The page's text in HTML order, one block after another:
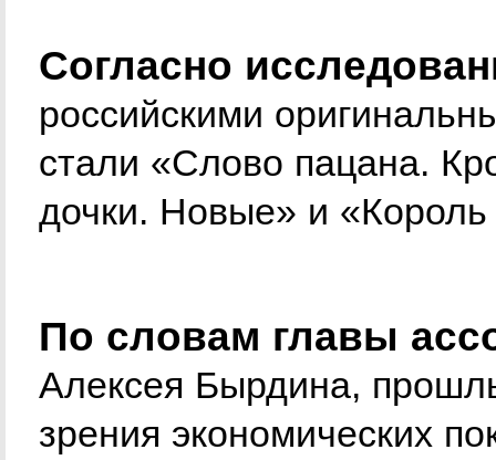
Согласно
российскими
стали «Слово пацана.
дочки. Новые» и
По словам главы
Алексея Бырдина,
зрения экономических